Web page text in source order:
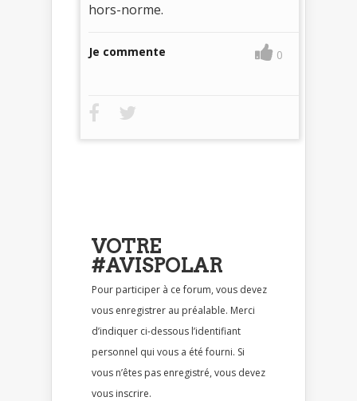
hors-norme.
Je commente 0
VOTRE
#AVISPOLAR
Pour participer à ce forum, vous devez
vous enregistrer au préalable. Merci
d’indiquer ci-dessous l’identifiant
personnel qui vous a été fourni. Si
vous n’êtes pas enregistré, vous devez
vous inscrire.